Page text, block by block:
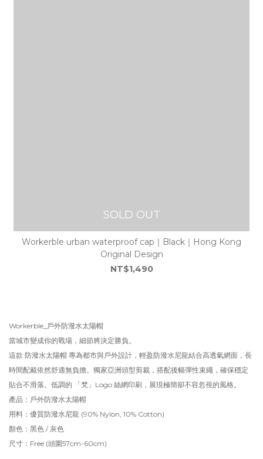
SOLD OUT
Workerble urban waterproof cap｜Black｜Hong Kong
Original Design
NT$1,490
Workerble_戶外防潑水太陽帽
當城市變成你的戰場，細節將決定勝負。
這款 防潑水太陽帽 專為都市與戶外設計，輕盈防潑水尼龍結合高透氣網面，長
時間配戴依然舒適無負擔。獨家亞洲頭型剪裁，搭配後幅彈性束繩，確保穩定
貼合不滑落。低調的 「梵」Logo 絲網印刷，展現極簡卻不容忽視的風格。
產品：戶外防潑水太陽帽
用料：優質防潑水尼龍 (90% Nylon, 10% Cotton)
顏色：黑色 / 灰色
尺寸：Free (頭圍57cm-60cm)